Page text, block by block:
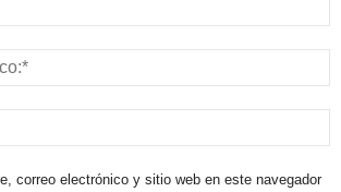
correo electrónico y sitio web en este navegador